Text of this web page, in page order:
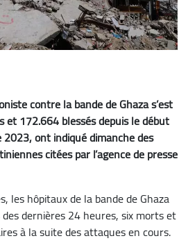
contre la bande de Ghaza s’est
172.664 blessés depuis le début
ont indiqué dimanche des
citées par l’agence de presse
les hôpitaux de la bande de Ghaza
dernières 24 heures, six morts et
à la suite des attaques en cours.